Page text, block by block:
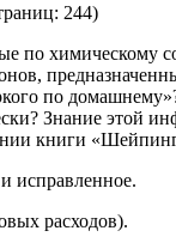
244)
по химическому
по
Знание этой
книги
исправленное.
расходов).